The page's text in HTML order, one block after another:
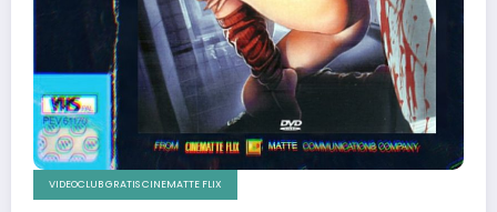
VIDEOCLUB GRATIS CINEMATTE FLIX